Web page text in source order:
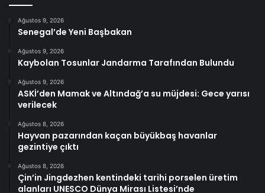
Ağustos 9, 2026
Senegal’de Yeni Başbakan
Ağustos 9, 2026
Kaybolan Tosunlar Jandarma Tarafından Bulundu
Ağustos 9, 2026
ASKİ’den Mamak ve Altındağ’a su müjdesi: Gece yarısı
verilecek
Ağustos 8, 2026
Hayvan pazarından kaçan büyükbaş havanlar
gezintiye çıktı
Ağustos 8, 2026
Çin’in Jingdezhen kentindeki tarihi porselen üretim
alanları UNESCO Dünya Mirası Listesi’nde